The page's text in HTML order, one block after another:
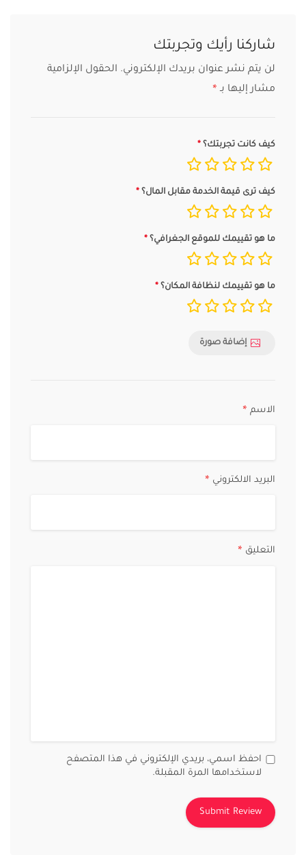
شاركنا رأيك وتجربتك
لن يتم نشر عنوان بريدك الإلكتروني. الحقول الإلزامية
مشار إليها بـ *
كيف كانت تجربتك؟
كيف ترى قيمة الخدمة مقابل المال؟
ما هو تقييمك للموقع الجغرافي؟
ما هو تقييمك لنظافة المكان؟
إضافة صورة
الاسم *
البريد الالكتروني *
التعليق *
احفظ اسمي، بريدي الإلكتروني في هذا المتصفح
لاستخدامها المرة المقبلة.